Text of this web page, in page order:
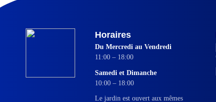
Horaires
Du Mercredi au Vendredi
11:00 – 18:00
Samedi et Dimanche
10:00 – 18:00
Le jardin est ouvert aux mêmes